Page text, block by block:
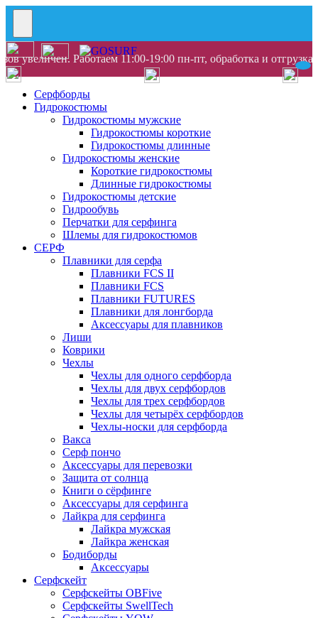
увеличен. Работаем 11:00-19:00 пн-пт, обработка и
Серфборды
Гидрокостюмы
Гидрокостюмы мужские
Гидрокостюмы короткие
Гидрокостюмы длинные
Гидрокостюмы женские
Короткие гидрокостюмы
Длинные гидрокостюмы
Гидрокостюмы детские
Гидрообувь
Перчатки для серфинга
Шлемы для гидрокостюмов
СЕРФ
Плавники для серфа
Плавники FCS II
Плавники FCS
Плавники FUTURES
Плавники для лонгборда
Аксессуары для плавников
Лиши
Коврики
Чехлы
Чехлы для одного серфборда
Чехлы для двух серфбордов
Чехлы для трех серфбордов
Чехлы для четырёх серфбордов
Чехлы-носки для серфборда
Вакса
Серф пончо
Аксессуары для перевозки
Защита от солнца
Книги о сёрфинге
Аксессуары для серфинга
Лайкра для серфинга
Лайкра мужская
Лайкра женская
Бодиборды
Аксессуары
Серфскейт
Серфскейты OBFive
Серфскейты SwellTech